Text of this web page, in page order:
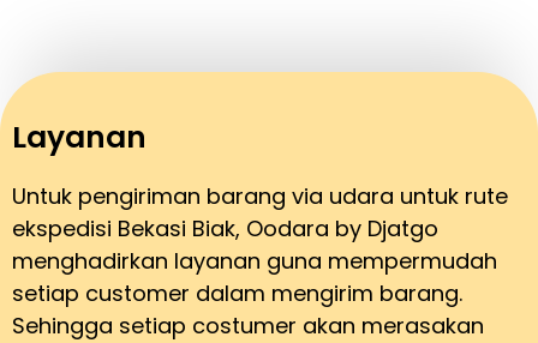
Layanan
Untuk pengiriman barang via udara untuk rute
ekspedisi Bekasi Biak, Oodara by Djatgo
menghadirkan layanan guna mempermudah
setiap customer dalam mengirim barang.
Sehingga setiap costumer akan merasakan